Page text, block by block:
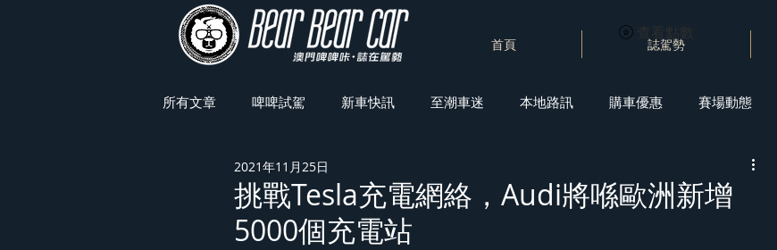
首頁 誌駕勢
查看點數
所有文章 啤啤試駕 新車快訊 至潮車迷 本地路訊 購車優惠 賽場動態
車展焦點
挑戰Tesla充電網絡，Audi將喺歐洲新增
5000個充電站
2021年11月25日